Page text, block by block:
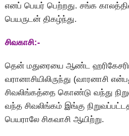
எனப் பெயர் பெற்றது. சங்க
பெயருடன் திகழ்ந்து.
சிவகாசி:-
தென் மதுரையை ஆண்ட
வரானாசியிலிருந்து (வாரனாசி
சிவலிங்கத்தை கொண்டு வந்து
வந்த சிவலிங்கம் இங்கு
பெயராலே சிகவாசி ஆயிற்று.